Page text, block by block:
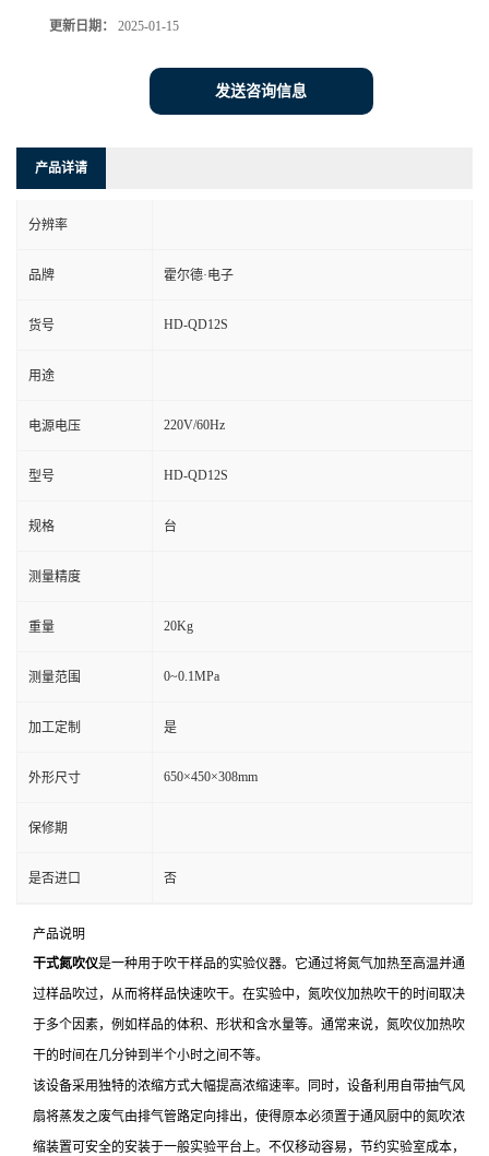
更新日期： 2025-01-15
发送咨询信息
产品详请
分辨率
品牌 霍尔德·电子
货号 HD-QD12S
用途
电源电压 220V/60Hz
型号 HD-QD12S
规格 台
测量精度
重量 20Kg
测量范围 0~0.1MPa
加工定制 是
外形尺寸 650×450×308mm
保修期
是否进口 否
产品说明
干式氮吹仪是一种用于吹干样品的实验仪器。它通过将氮气加热至高温并通
过样品吹过，从而将样品快速吹干。在实验中，氮吹仪加热吹干的时间取决
于多个因素，例如样品的体积、形状和含水量等。通常来说，氮吹仪加热吹
干的时间在几分钟到半个小时之间不等。
该设备采用独特的浓缩方式大幅提高浓缩速率。同时，设备利用自带抽气风
扇将蒸发之废气由排气管路定向排出，使得原本必须置于通风厨中的氮吹浓
缩装置可安全的安装于一般实验平台上。不仅移动容易，节约实验室成本，